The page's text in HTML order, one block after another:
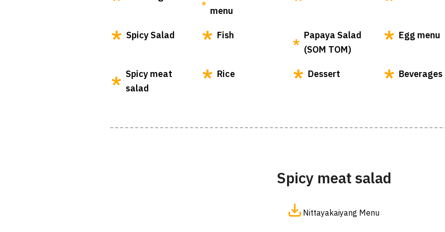
menu
Spicy Salad Fish
Papaya Salad
(SOM TOM)
Egg menu
Spicy meat
salad
Rice Dessert Beverages
Spicy meat salad
Nittayakaiyang Menu